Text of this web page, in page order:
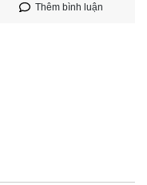
Thêm bình luận